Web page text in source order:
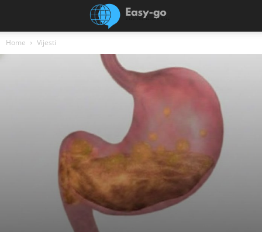
Home Vijesti